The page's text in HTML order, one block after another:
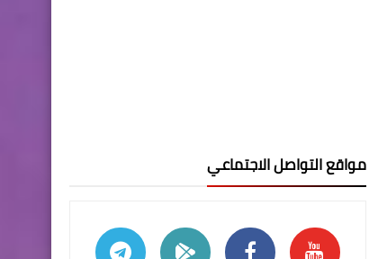
مواقع التواصل الاجتماعي